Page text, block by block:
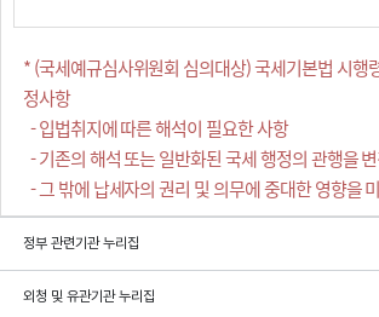
* (국세예규심사위원회 심의대상) 국세기본법 시행
정사항
- 입법취지에 따른 해석이 필요한 사항
- 기존의 해석 또는 일반화된 국세 행정의 관행을
- 그 밖에 납세자의 권리 및 의무에 중대한 영향을
정부 관련기관 누리집
외청 및 유관기관 누리집